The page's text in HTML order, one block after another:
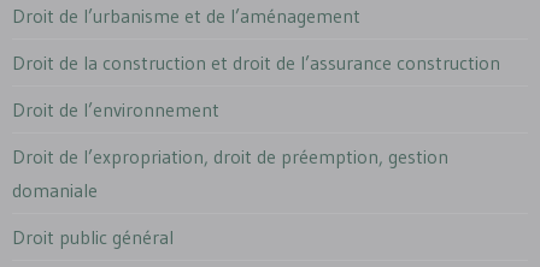
Droit de l’urbanisme et de l’aménagement
Droit de la construction et droit de l’assurance construction
Droit de l’environnement
Droit de l’expropriation, droit de préemption, gestion
domaniale
Droit public général